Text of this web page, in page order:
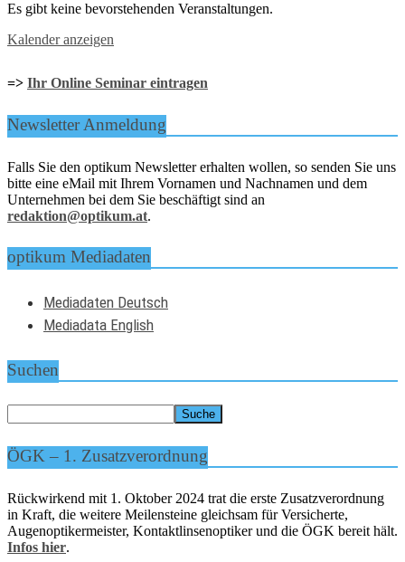
Es gibt keine bevorstehenden Veranstaltungen.
Kalender anzeigen
=> Ihr Online Seminar eintragen
Newsletter Anmeldung
Falls Sie den optikum Newsletter erhalten wollen, so senden Sie uns
bitte eine eMail mit Ihrem Vornamen und Nachnamen und dem
Unternehmen bei dem Sie beschäftigt sind an
redaktion@optikum.at.
optikum Mediadaten
Mediadaten Deutsch
Mediadata English
Suchen
ÖGK – 1. Zusatzverordnung
Rückwirkend mit 1. Oktober 2024 trat die erste Zusatzverordnung
in Kraft, die weitere Meilensteine gleichsam für Versicherte,
Augenoptikermeister, Kontaktlinsenoptiker und die ÖGK bereit hält.
Infos hier.